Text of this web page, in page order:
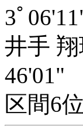
3ﾟ
井手
46'01"
区間6位